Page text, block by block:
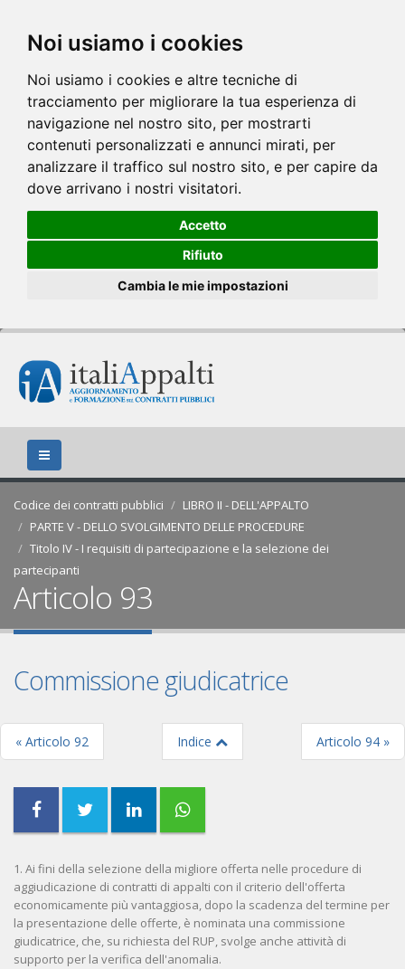
Noi usiamo i cookies
Noi usiamo i cookies e altre tecniche di
tracciamento per migliorare la tua esperienza di
navigazione nel nostro sito, per mostrarti
contenuti personalizzati e annunci mirati, per
analizzare il traffico sul nostro sito, e per capire da
dove arrivano i nostri visitatori.
Accetto
Rifiuto
Cambia le mie impostazioni
Codice dei contratti pubblici
LIBRO II - DELL'APPALTO
PARTE V - DELLO SVOLGIMENTO DELLE PROCEDURE
Titolo IV - I requisiti di partecipazione e la selezione dei
partecipanti
Articolo 93
Commissione giudicatrice
« Articolo 92 Indice Articolo 94 »
1. Ai fini della selezione della migliore offerta nelle procedure di
aggiudicazione di contratti di appalti con il criterio dell'offerta
economicamente più vantaggiosa, dopo la scadenza del termine per
la presentazione delle offerte, è nominata una commissione
giudicatrice, che, su richiesta del RUP, svolge anche attività di
supporto per la verifica dell'anomalia.